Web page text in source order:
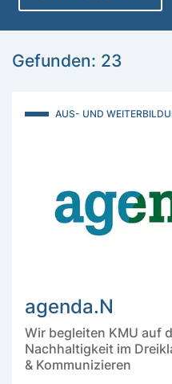
Gefunden: 23
AUS- UND
agenda.N
Wir begleiten KMU auf
Nachhaltigkeit im
& Kommunizieren